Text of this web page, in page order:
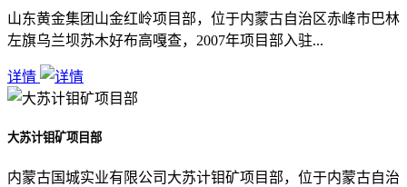
山东黄金集团山金红岭项目部，位于内蒙古自治区赤峰市巴林
左旗乌兰坝苏木好布高嘎查，2007年项目部入驻...
详情
大苏计钼矿项目部
内蒙古国城实业有限公司大苏计钼矿项目部，位于内蒙古自治